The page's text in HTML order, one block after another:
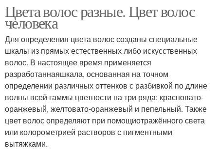
Цвета волос разные. Цвет волос
человека
Для определения цвета волос созданы специальные
шкалы из прямых естественных либо искусственных
волос. В настоящее время применяется
разработаннаяшкала, основанная на точном
определении различных оттенков с разбивкой по длине
волны всей гаммы цветности на три ряда: красновато-
оранжевый, желтовато-оранжевый и пепельный. Также
цвет волос определяют при помощиотражённого света
или колорометрией растворов с пигментными
вытяжками.